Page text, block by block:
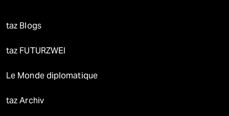
taz Blogs
taz FUTURZWEI
Le Monde diplomatique
taz Archiv